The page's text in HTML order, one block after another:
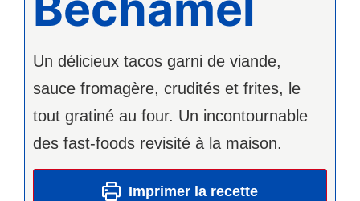
Un délicieux tacos garni de viande,
sauce fromagère, crudités et frites, le
tout gratiné au four. Un incontournable
des fast-foods revisité à la maison.
Imprimer la recette